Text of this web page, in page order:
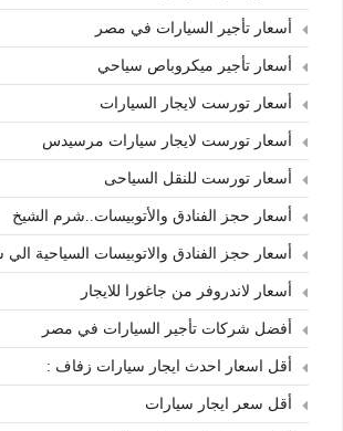
أسعار تأجير السيارات في مصر
أسعار تأجير ميكروباص سياحي
أسعار تورست لايجار السيارات
أسعار تورست لايجار سيارات مرسيدس
أسعار تورست للنقل السياحى
أسعار حجز الفنادق والأتوبيسات..شرم الشيخ
أسعار حجز الفنادق والاتوبيسات السياحية
أسعار لاندروفر من جاغورا للايجار
أفضل شركات تأجير السيارات في مصر
أقل اسعار احدث ايجار سيارات زفاف :
أقل سعر ايجار سيارات